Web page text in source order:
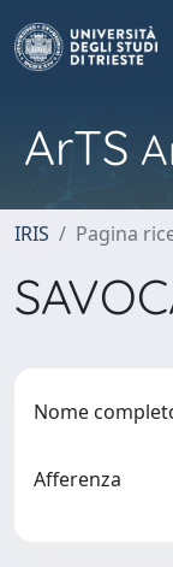
ArTS
IRIS Pagina
Nome
Afferenza